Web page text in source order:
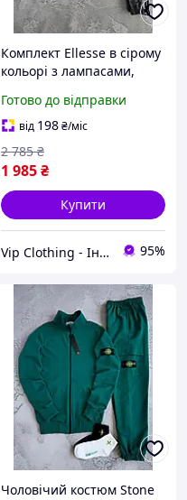
Комплект Ellesse в сірому
кольорі з лампасами,
літній сучасний, Стильні
штани та кофта на
блискавці
Готово до відправки
від 198₴/міс
1 985₴
2 785 ₴
Купити
Vip Clothing - Інтернет магазин брендового одягу 95%
Чоловічий костюм Stone